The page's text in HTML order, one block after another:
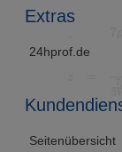
Extras
24hprof.de
Seitenübersicht